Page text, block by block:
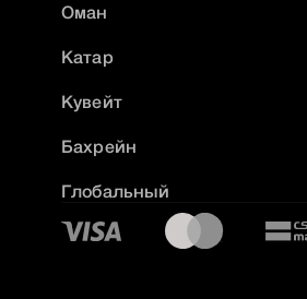
Оман
Катар
Кувейт
Бахрейн
Глобальный